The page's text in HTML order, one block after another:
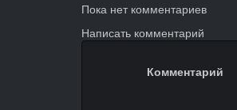
Пока нет комментариев
Написать комментарий
Комментарий